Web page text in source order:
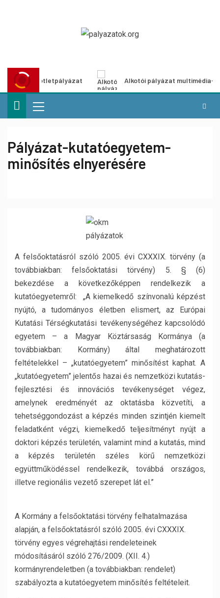
ötletpályázat Alkotói pályázat multimédia-
Pályázat-kutatóegyetem-
minősítés elnyerésére
A felsőoktatásról szóló 2005. évi CXXXIX. törvény (a
továbbiakban: felsőoktatási törvény) 5. § (6)
bekezdése a következőképpen rendelkezik a
kutatóegyetemről: „A kiemelkedő színvonalú képzést
nyújtó, a tudományos életben elismert, az Európai
Kutatási Térségkutatási tevékenységéhez kapcsolódó
egyetem – a Magyar Köztársaság Kormánya (a
továbbiakban: Kormány) által meghatározott
feltételekkel – „kutatóegyetem” minősítést kaphat. A
„kutatóegyetem” jelentős hazai és nemzetközi kutatás-
fejlesztési és innovációs tevékenységet végez,
amelynek eredményét az oktatásba közvetíti, a
tehetséggondozást a képzés minden szintjén kiemelt
feladatként végzi, kiemelkedő teljesítményt nyújt a
doktori képzés területén, valamint mind a kutatás, mind
a képzés területén széles körű nemzetközi
együttműködéssel rendelkezik, továbbá országos,
illetve regionális vezető szerepet lát el.”
A Kormány a felsőoktatási törvény felhatalmazása
alapján, a felsőoktatásról szóló 2005. évi CXXXIX.
törvény egyes végrehajtási rendeleteinek
módosításáról szóló 276/2009. (XII. 4.)
kormányrendeletben (a továbbiakban: rendelet)
szabályozta a kutatóegyetem minősítés feltételeit.